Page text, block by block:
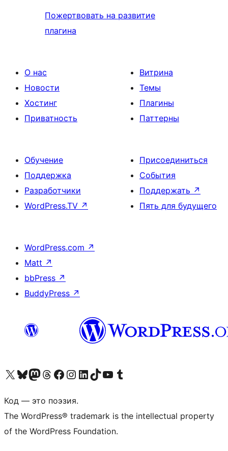
Пожертвовать на развитие
плагина
О нас
Новости
Хостинг
Приватность
Витрина
Темы
Плагины
Паттерны
Обучение
Поддержка
Разработчики
WordPress.TV ↗
Присоединиться
События
Поддержать ↗
Пять для будущего
WordPress.com ↗
Matt ↗
bbPress ↗
BuddyPress ↗
Посетите нас в X (ранее Twitter)
Посетите нашу учётную запись в Bluesky
Посетите нашу ленту в Mastodon
Посетите нашу учётную запись в Threads
Посетите нашу страницу на Facebook
Посетите наш Instagram
Посетите нашу страницу в LinkedIn
Посетите нашу учётную запись в TikTok
Посетите наш канал YouTube
Посетите нашу учётную запись в Tumblr
Код — это поэзия.
The WordPress® trademark is the intellectual property
of the WordPress Foundation.